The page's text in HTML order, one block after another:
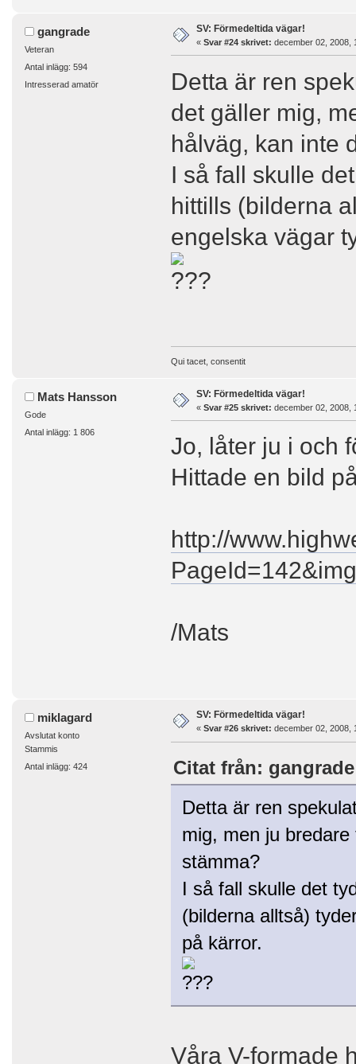
gangrade
Veteran
Antal inlägg: 594
Intresserad amatör
SV: Förmedeltida vägar!
« Svar #24 skrivet: december 02, 2008,
Detta är ren
det gäller mig,
hålväg, kan inte
I så fall skulle
hittills (bilderna
engelska vägar
Qui tacet, consentit
Mats Hansson
Gode
Antal inlägg: 1 806
SV: Förmedeltida vägar!
« Svar #25 skrivet: december 02, 2008,
Jo, låter ju i och
Hittade en bild
http://
/Mats
miklagard
Avslutat konto
Stammis
Antal inlägg: 424
SV: Förmedeltida vägar!
« Svar #26 skrivet: december 02, 2008,
Citat från:
Detta är ren
mig, men ju
stämma?
I så fall skulle det
(bilderna alltså)
på kärror.
Våra V-formade